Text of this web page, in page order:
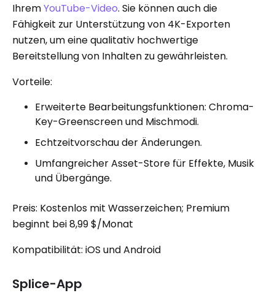
IhremYouTube-Video. Sie können auch die
Fähigkeit zur Unterstützung von 4K-Exporten
nutzen, um eine qualitativ hochwertige
Bereitstellung von Inhalten zu gewährleisten.
Vorteile:
Erweiterte Bearbeitungsfunktionen: Chroma-
Key-Greenscreen und Mischmodi.
Echtzeitvorschau der Änderungen.
Umfangreicher Asset-Store für Effekte, Musik
und Übergänge.
Preis: Kostenlos mit Wasserzeichen; Premium
beginnt bei 8,99 $/Monat
Kompatibilität: iOS und Android
Splice-App